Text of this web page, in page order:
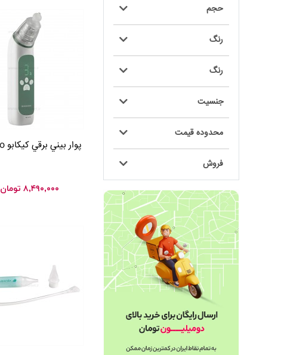
حجم
رنگ
رنگ
جنسیت
محدوده قیمت
فروش
پوار بيني برقي کيکابو Kikkaboo
۸,۴۹۰,۰۰۰ تومان